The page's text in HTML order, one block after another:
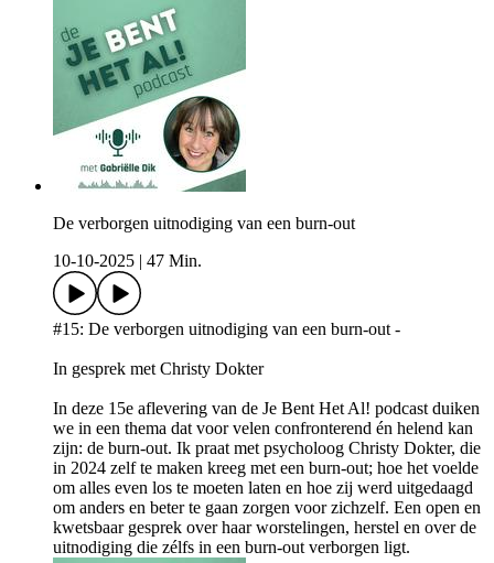
De verborgen uitnodiging van een burn-out
10-10-2025
47 Min.
#15: De verborgen uitnodiging van een burn-out -
In gesprek met Christy Dokter
In deze 15e aflevering van de Je Bent Het Al! podcast duiken
we in een thema dat voor velen confronterend én helend kan
zijn: de burn-out. Ik praat met psycholoog Christy Dokter, die
in 2024 zelf te maken kreeg met een burn-out; hoe het voelde
om alles even los te moeten laten en hoe zij werd uitgedaagd
om anders en beter te gaan zorgen voor zichzelf. Een open en
kwetsbaar gesprek over haar worstelingen, herstel en over de
uitnodiging die zélfs in een burn-out verborgen ligt.